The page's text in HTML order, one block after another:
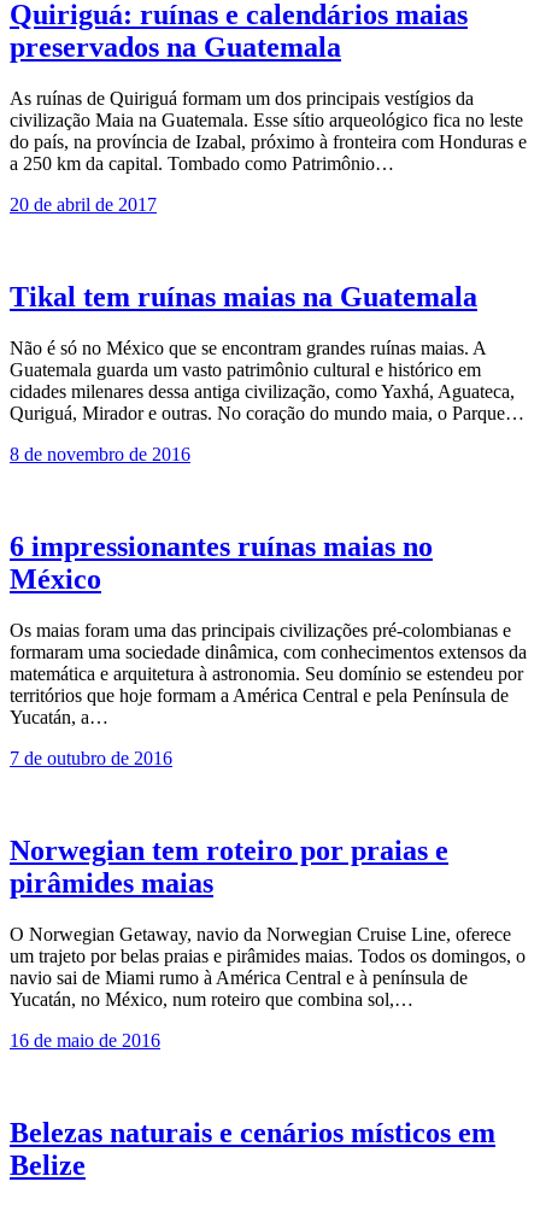
Quiriguá: ruínas e calendários maias
preservados na Guatemala
As ruínas de Quiriguá formam um dos principais vestígios da
civilização Maia na Guatemala. Esse sítio arqueológico fica no leste
do país, na província de Izabal, próximo à fronteira com Honduras e
a 250 km da capital. Tombado como Patrimônio…
20 de abril de 2017
Tikal tem ruínas maias na Guatemala
Não é só no México que se encontram grandes ruínas maias. A
Guatemala guarda um vasto patrimônio cultural e histórico em
cidades milenares dessa antiga civilização, como Yaxhá, Aguateca,
Quriguá, Mirador e outras. No coração do mundo maia, o Parque…
8 de novembro de 2016
6 impressionantes ruínas maias no
México
Os maias foram uma das principais civilizações pré-colombianas e
formaram uma sociedade dinâmica, com conhecimentos extensos da
matemática e arquitetura à astronomia. Seu domínio se estendeu por
territórios que hoje formam a América Central e pela Península de
Yucatán, a…
7 de outubro de 2016
Norwegian tem roteiro por praias e
pirâmides maias
O Norwegian Getaway, navio da Norwegian Cruise Line, oferece
um trajeto por belas praias e pirâmides maias. Todos os domingos, o
navio sai de Miami rumo à América Central e à península de
Yucatán, no México, num roteiro que combina sol,…
16 de maio de 2016
Belezas naturais e cenários místicos em
Belize